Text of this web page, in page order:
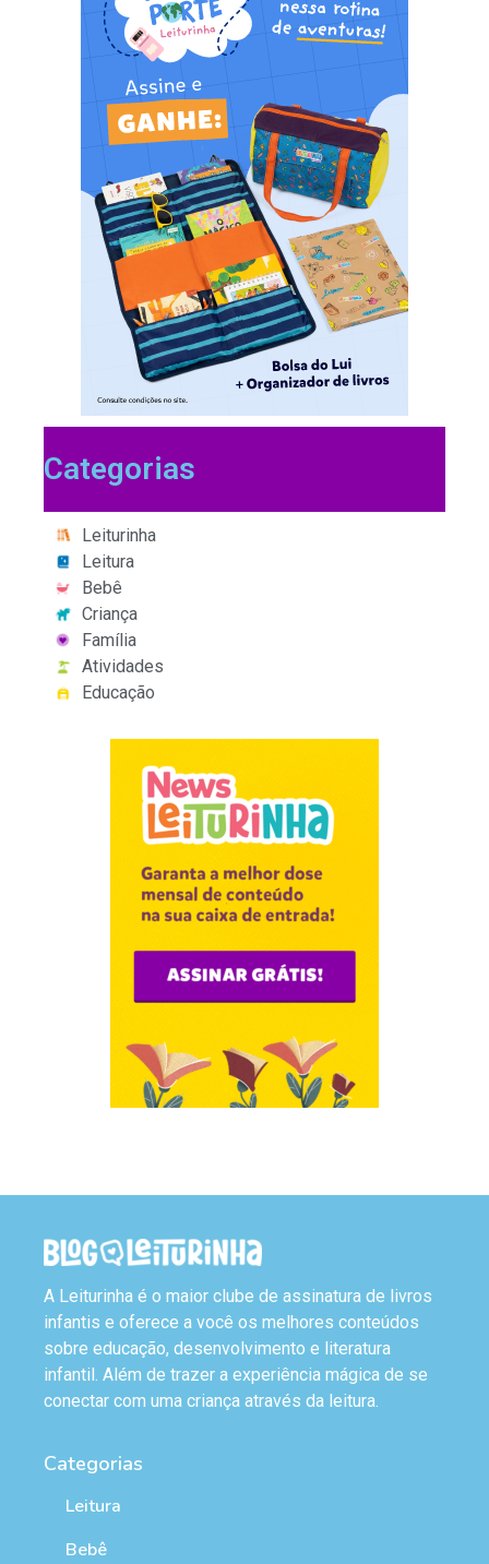
Categorias
Leiturinha
Leitura
Bebê
Criança
Família
Atividades
Educação
A Leiturinha é o maior clube de assinatura de livros
infantis e oferece a você os melhores conteúdos
sobre educação, desenvolvimento e literatura
infantil. Além de trazer a experiência mágica de se
conectar com uma criança através da leitura.
Categorias
Leitura
Bebê